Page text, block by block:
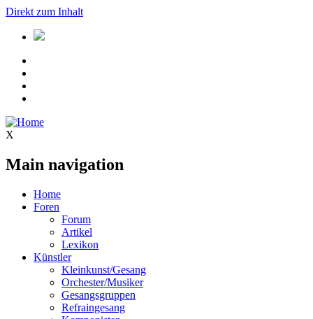
Direkt zum Inhalt
X
Main navigation
Home
Foren
Forum
Artikel
Lexikon
Künstler
Kleinkunst/Gesang
Orchester/Musiker
Gesangsgruppen
Refraingesang